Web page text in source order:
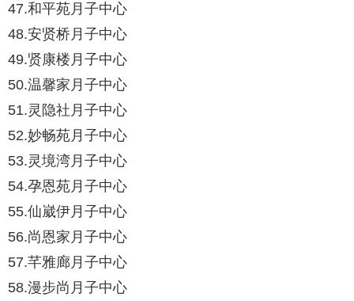
47.和平苑月子中心
48.安贤桥月子中心
49.贤康楼月子中心
50.温馨家月子中心
51.灵隐社月子中心
52.妙畅苑月子中心
53.灵境湾月子中心
54.孕恩苑月子中心
55.仙崴伊月子中心
56.尚恩家月子中心
57.芊雅廊月子中心
58.漫步尚月子中心